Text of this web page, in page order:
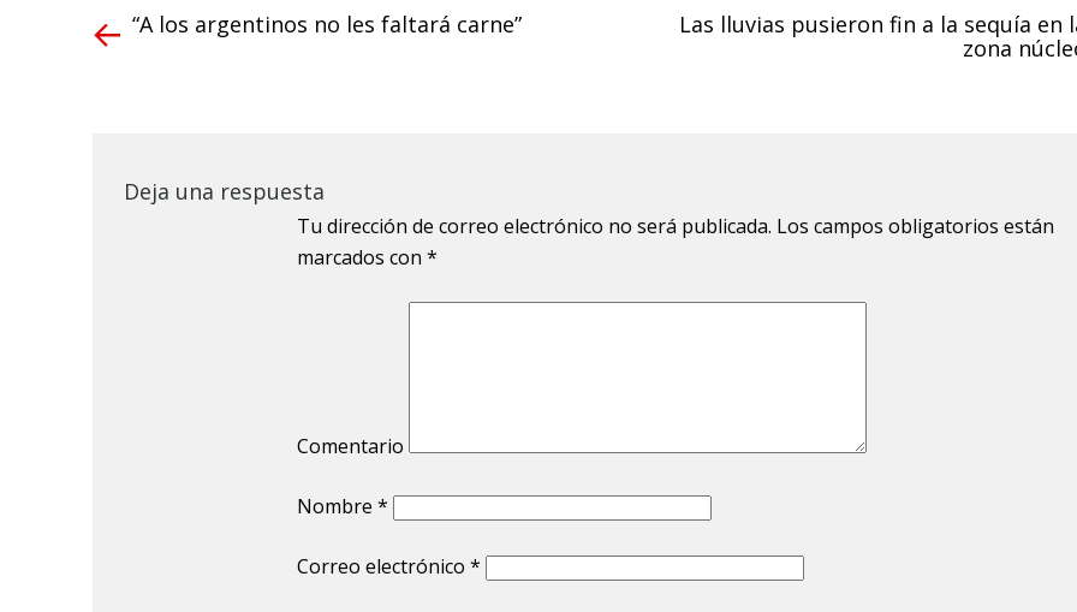
“A los argentinos no les faltará carne”
Las lluvias pusieron fin a la sequía en
zona
Deja una respuesta
Tu dirección de correo electrónico no será publicada. Los campos obligatorios están
marcados con *
Comentario
Nombre *
Correo electrónico *